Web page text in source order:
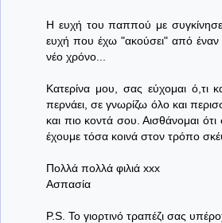
Η ευχή του παππού με
ευχή που έχω "ακούσει" από
νέο χρόνο...
Κατερίνα μου, σας εύχομαι ό,τι
περνάει, σε γνωρίζω όλο και
και πιο κοντά σου. Αισθάνομαι ότι
έχουμε τόσα κοινά στον τρόπο
Πολλά πολλά φιλιά xxx
Ασπασία
P.S. Το γιορτινό τραπέζι σας